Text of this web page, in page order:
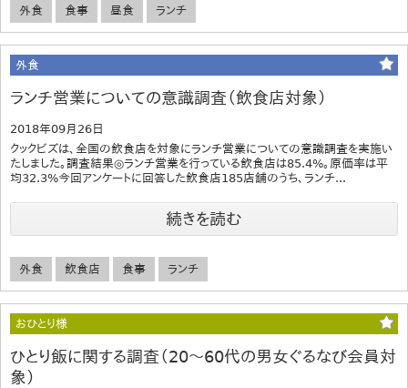
外食 食事 昼食 ランチ
外食
ランチ営業についての意識調査（飲食店対象）
2018年09月26日
クックビズは、全国の飲食店を対象にランチ営業についての意識調査を実施い
たしました。調査結果◎ランチ営業を行っている飲食店は85.4%。原価率は平
均32.3%今回アンケートに回答した飲食店185店舗のうち、ランチ...
続きを読む
外食 飲食店 食事 ランチ
おひとり様
ひとり飯に関する調査（20～60代の男女ぐるなび会員対
象）